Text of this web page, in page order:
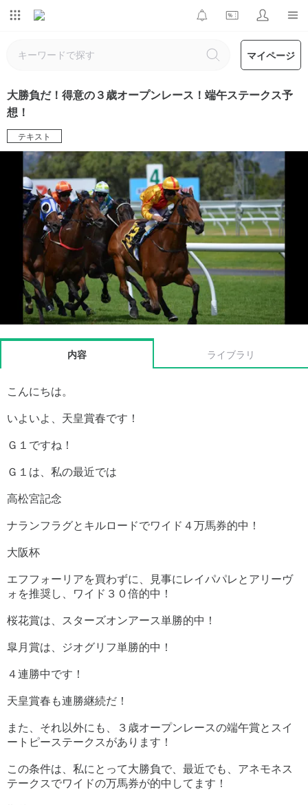
マイページ
大勝負だ！得意の３歳オープンレース！端午ステークス予
想！
テキスト
内容 ライブラリ
こんにちは。
いよいよ、天皇賞春です！
Ｇ１ですね！
Ｇ１は、私の最近では
高松宮記念
ナランフラグとキルロードでワイド４万馬券的中！
大阪杯
エフフォーリアを買わずに、見事にレイパパレとアリーヴ
ォを推奨し、ワイド３０倍的中！
桜花賞は、スターズオンアース単勝的中！
皐月賞は、ジオグリフ単勝的中！
４連勝中です！
天皇賞春も連勝継続だ！
また、それ以外にも、３歳オープンレースの端午賞とスイ
ートピーステークスがあります！
この条件は、私にとって大勝負で、最近でも、アネモネス
テークスでワイドの万馬券が的中してます！